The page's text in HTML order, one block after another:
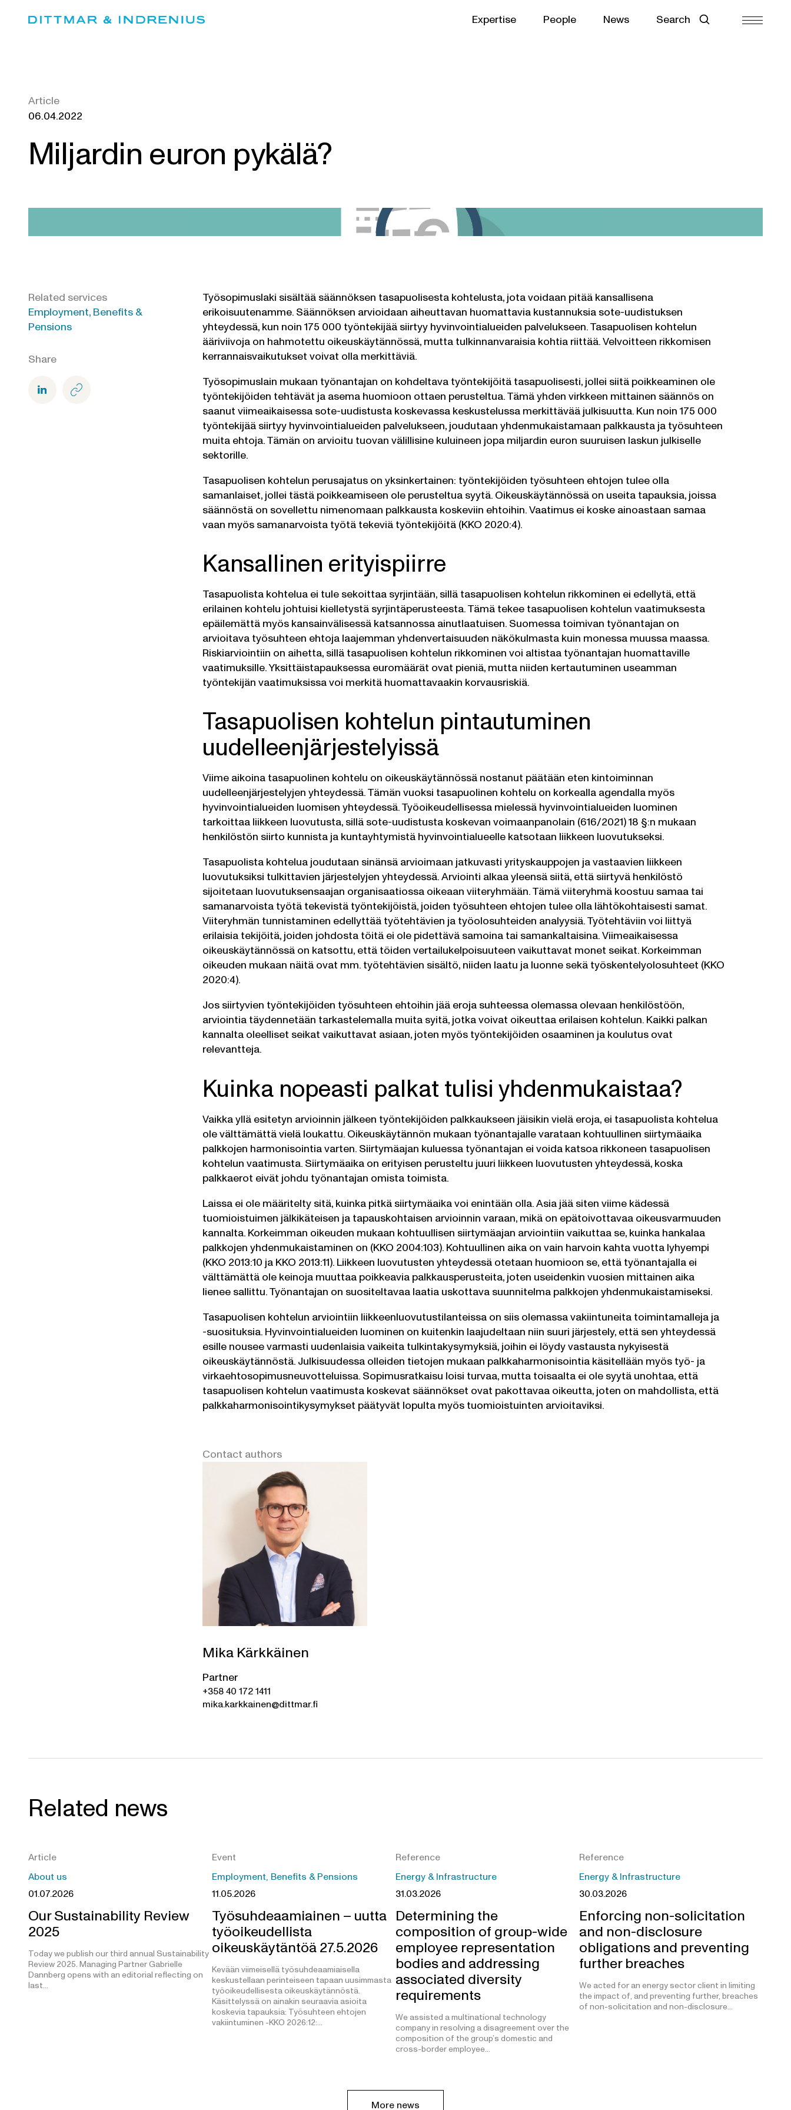
Expertise People News Search
Article
06.04.2022
Miljardin euron pykälä?
Related services
Employment, Benefits &
Pensions
Share
Työsopimuslaki sisältää säännöksen tasapuolisesta kohtelusta, jota voidaan pitää kansallisena
erikoisuutenamme. Säännöksen arvioidaan aiheuttavan huomattavia kustannuksia sote-uudistuksen
yhteydessä, kun noin 175 000 työntekijää siirtyy hyvinvointialueiden palvelukseen. Tasapuolisen kohtelun
ääriviivoja on hahmotettu oikeuskäytännössä, mutta tulkinnanvaraisia kohtia riittää. Velvoitteen rikkomisen
kerrannaisvaikutukset voivat olla merkittäviä.
Työsopimuslain mukaan työnantajan on kohdeltava työntekijöitä tasapuolisesti, jollei siitä poikkeaminen ole
työntekijöiden tehtävät ja asema huomioon ottaen perusteltua. Tämä yhden virkkeen mittainen säännös on
saanut viimeaikaisessa sote-uudistusta koskevassa keskustelussa merkittävää julkisuutta. Kun noin 175 000
työntekijää siirtyy hyvinvointialueiden palvelukseen, joudutaan yhdenmukaistamaan palkkausta ja työsuhteen
muita ehtoja. Tämän on arvioitu tuovan välillisine kuluineen jopa miljardin euron suuruisen laskun julkiselle
sektorille.
Tasapuolisen kohtelun perusajatus on yksinkertainen: työntekijöiden työsuhteen ehtojen tulee olla
samanlaiset, jollei tästä poikkeamiseen ole perusteltua syytä. Oikeuskäytännössä on useita tapauksia, joissa
säännöstä on sovellettu nimenomaan palkkausta koskeviin ehtoihin. Vaatimus ei koske ainoastaan samaa
vaan myös samanarvoista työtä tekeviä työntekijöitä (KKO 2020:4).
Kansallinen erityispiirre
Tasapuolista kohtelua ei tule sekoittaa syrjintään, sillä tasapuolisen kohtelun rikkominen ei edellytä, että
erilainen kohtelu johtuisi kielletystä syrjintäperusteesta. Tämä tekee tasapuolisen kohtelun vaatimuksesta
epäilemättä myös kansainvälisessä katsannossa ainutlaatuisen. Suomessa toimivan työnantajan on
arvioitava työsuhteen ehtoja laajemman yhdenvertaisuuden näkökulmasta kuin monessa muussa maassa.
Riskiarviointiin on aihetta, sillä tasapuolisen kohtelun rikkominen voi altistaa työnantajan huomattaville
vaatimuksille. Yksittäistapauksessa euromäärät ovat pieniä, mutta niiden kertautuminen useamman
työntekijän vaatimuksissa voi merkitä huomattavaakin korvausriskiä.
Tasapuolisen kohtelun pintautuminen
uudelleenjärjestelyissä
Viime aikoina tasapuolinen kohtelu on oikeuskäytännössä nostanut päätään eten kintoiminnan
uudelleenjärjestelyjen yhteydessä. Tämän vuoksi tasapuolinen kohtelu on korkealla agendalla myös
hyvinvointialueiden luomisen yhteydessä. Työoikeudellisessa mielessä hyvinvointialueiden luominen
tarkoittaa liikkeen luovutusta, sillä sote-uudistusta koskevan voimaanpanolain (616/2021) 18 §:n mukaan
henkilöstön siirto kunnista ja kuntayhtymistä hyvinvointialueelle katsotaan liikkeen luovutukseksi.
Tasapuolista kohtelua joudutaan sinänsä arvioimaan jatkuvasti yrityskauppojen ja vastaavien liikkeen
luovutuksiksi tulkittavien järjestelyjen yhteydessä. Arviointi alkaa yleensä siitä, että siirtyvä henkilöstö
sijoitetaan luovutuksensaajan organisaatiossa oikeaan viiteryhmään. Tämä viiteryhmä koostuu samaa tai
samanarvoista työtä tekevistä työntekijöistä, joiden työsuhteen ehtojen tulee olla lähtökohtaisesti samat.
Viiteryhmän tunnistaminen edellyttää työtehtävien ja työolosuhteiden analyysiä. Työtehtäviin voi liittyä
erilaisia tekijöitä, joiden johdosta töitä ei ole pidettävä samoina tai samankaltaisina. Viimeaikaisessa
oikeuskäytännössä on katsottu, että töiden vertailukelpoisuuteen vaikuttavat monet seikat. Korkeimman
oikeuden mukaan näitä ovat mm. työtehtävien sisältö, niiden laatu ja luonne sekä työskentelyolosuhteet (KKO
2020:4).
Jos siirtyvien työntekijöiden työsuhteen ehtoihin jää eroja suhteessa olemassa olevaan henkilöstöön,
arviointia täydennetään tarkastelemalla muita syitä, jotka voivat oikeuttaa erilaisen kohtelun. Kaikki palkan
kannalta oleelliset seikat vaikuttavat asiaan, joten myös työntekijöiden osaaminen ja koulutus ovat
relevantteja.
Kuinka nopeasti palkat tulisi yhdenmukaistaa?
Vaikka yllä esitetyn arvioinnin jälkeen työntekijöiden palkkaukseen jäisikin vielä eroja, ei tasapuolista kohtelua
ole välttämättä vielä loukattu. Oikeuskäytännön mukaan työnantajalle varataan kohtuullinen siirtymäaika
palkkojen harmonisointia varten. Siirtymäajan kuluessa työnantajan ei voida katsoa rikkoneen tasapuolisen
kohtelun vaatimusta. Siirtymäaika on erityisen perusteltu juuri liikkeen luovutusten yhteydessä, koska
palkkaerot eivät johdu työnantajan omista toimista.
Laissa ei ole määritelty sitä, kuinka pitkä siirtymäaika voi enintään olla. Asia jää siten viime kädessä
tuomioistuimen jälkikäteisen ja tapauskohtaisen arvioinnin varaan, mikä on epätoivottavaa oikeusvarmuuden
kannalta. Korkeimman oikeuden mukaan kohtuullisen siirtymäajan arviointiin vaikuttaa se, kuinka hankalaa
palkkojen yhdenmukaistaminen on (KKO 2004:103). Kohtuullinen aika on vain harvoin kahta vuotta lyhyempi
(KKO 2013:10 ja KKO 2013:11). Liikkeen luovutusten yhteydessä otetaan huomioon se, että työnantajalla ei
välttämättä ole keinoja muuttaa poikkeavia palkkausperusteita, joten useidenkin vuosien mittainen aika
lienee sallittu. Työnantajan on suositeltavaa laatia uskottava suunnitelma palkkojen yhdenmukaistamiseksi.
Tasapuolisen kohtelun arviointiin liikkeenluovutustilanteissa on siis olemassa vakiintuneita toimintamalleja ja
-suosituksia. Hyvinvointialueiden luominen on kuitenkin laajudeltaan niin suuri järjestely, että sen yhteydessä
esille nousee varmasti uudenlaisia vaikeita tulkintakysymyksiä, joihin ei löydy vastausta nykyisestä
oikeuskäytännöstä. Julkisuudessa olleiden tietojen mukaan palkkaharmonisointia käsitellään myös työ- ja
virkaehtosopimusneuvotteluissa. Sopimusratkaisu loisi turvaa, mutta toisaalta ei ole syytä unohtaa, että
tasapuolisen kohtelun vaatimusta koskevat säännökset ovat pakottavaa oikeutta, joten on mahdollista, että
palkkaharmonisointikysymykset päätyvät lopulta myös tuomioistuinten arvioitaviksi.
Contact authors
Mika Kärkkäinen
Partner
+358 40 172 1411
mika.karkkainen@dittmar.fi
Related news
Article
About us
01.07.2026
Our Sustainability Review
2025
Today we publish our third annual Sustainability
Review 2025. Managing Partner Gabrielle
Dannberg opens with an editorial reflecting on
last…
Event
Employment, Benefits & Pensions
11.05.2026
Työsuhdeaamiainen – uutta
työoikeudellista
oikeuskäytäntöä 27.5.2026
Kevään viimeisellä työsuhdeaamiaisella
keskustellaan perinteiseen tapaan uusimmasta
työoikeudellisesta oikeuskäytännöstä.
Käsittelyssä on ainakin seuraavia asioita
koskevia tapauksia: Työsuhteen ehtojen
vakiintuminen -KKO 2026:12:…
Reference
Energy & Infrastructure
31.03.2026
Determining the
composition of group-wide
employee representation
bodies and addressing
associated diversity
requirements
We assisted a multinational technology
company in resolving a disagreement over the
composition of the group’s domestic and
cross-border employee…
Reference
Energy & Infrastructure
30.03.2026
Enforcing non-solicitation
and non-disclosure
obligations and preventing
further breaches
We acted for an energy sector client in limiting
the impact of, and preventing further, breaches
of non-solicitation and non-disclosure…
More news